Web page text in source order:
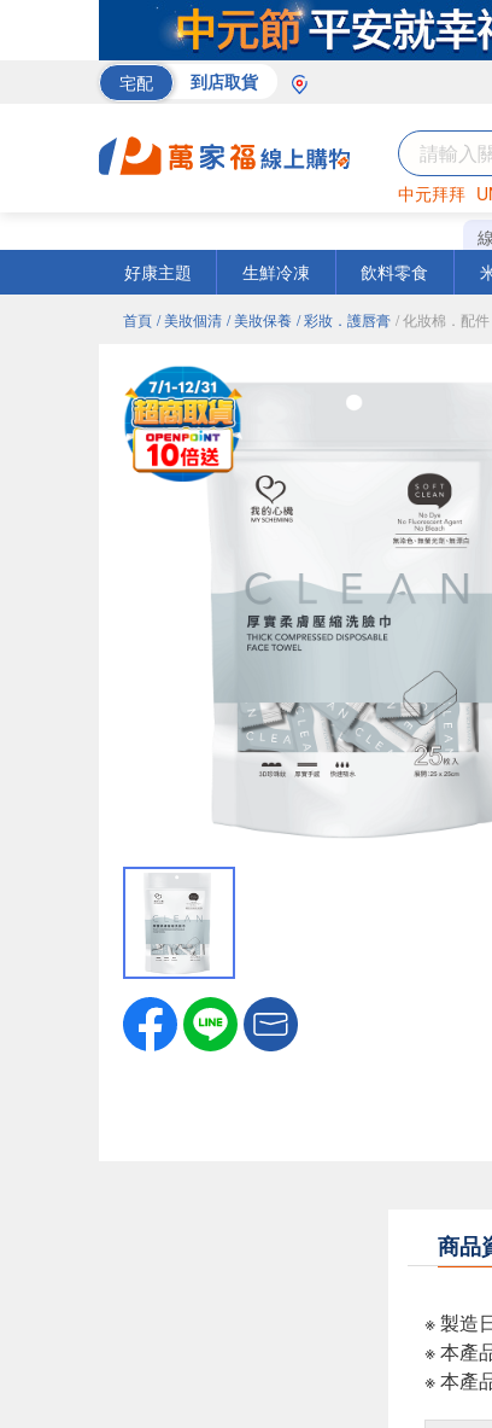
宅配 到店取貨
中元拜拜
巧克力
好康主題
生鮮冷凍 飲料零食
首頁 / 美妝個清 / 美妝保養 / 彩妝．護唇膏 / 化妝棉．配件
商品
※ 製造
※ 本產
※ 本產